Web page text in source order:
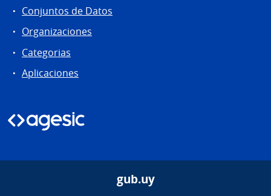
Conjuntos de Datos
Organizaciones
Categorias
Aplicaciones
gub.uy